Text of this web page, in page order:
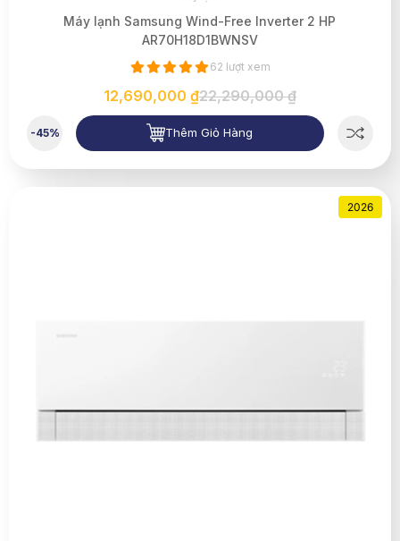
Máy lạnh Samsung Wind-Free Inverter 2 HP
AR70H18D1BWNSV
62 lượt xem
12,690,000 ₫22,290,000 ₫
-45% Thêm Giỏ Hàng
2026